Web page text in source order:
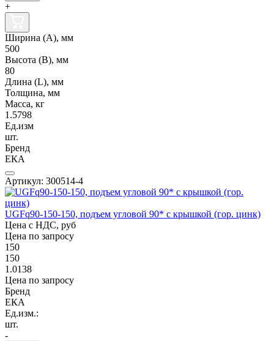
+
Ширина (А), мм
500
Высота (В), мм
80
Длина (L), мм
Толщина, мм
Масса, кг
1.5798
Ед.изм
шт.
Бренд
ЕКА
Артикул: 300514-4
UGFq90-150-150, подъем угловой 90* с крышкой (гор. цинк)
Цена с НДС, руб
Цена по запросу
150
150
1.0138
Цена по запросу
Бренд
ЕКА
Ед.изм.:
шт.
-